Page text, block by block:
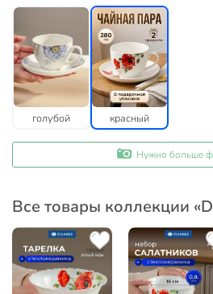
голубой красный
Нужно больше
Все товары коллекции